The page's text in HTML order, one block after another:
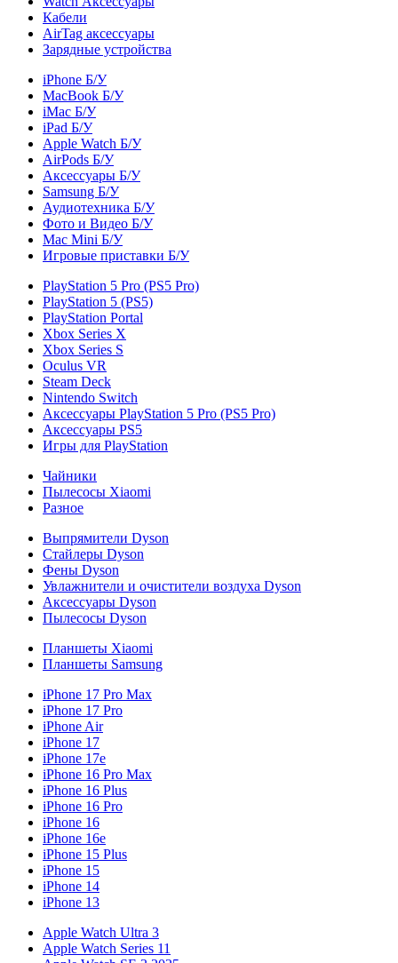
Кабели
AirTag аксессуары
Зарядные устройства
iPhone Б/У
MacBook Б/У
iMac Б/У
iPad Б/У
Apple Watch Б/У
AirPods Б/У
Аксессуары Б/У
Samsung Б/У
Аудиотехника Б/У
Фото и Видео Б/У
Mac Mini Б/У
Игровые приставки Б/У
PlayStation 5 Pro (PS5 Pro)
PlayStation 5 (PS5)
PlayStation Portal
Xbox Series X
Xbox Series S
Oculus VR
Steam Deck
Nintendo Switch
Аксессуары PlayStation 5 Pro (PS5 Pro)
Аксессуары PS5
Игры для PlayStation
Чайники
Пылесосы Xiaomi
Разное
Выпрямители Dyson
Стайлеры Dyson
Фены Dyson
Увлажнители и очистители воздуха Dyson
Аксессуары Dyson
Пылесосы Dyson
Планшеты Xiaomi
Планшеты Samsung
iPhone 17 Pro Max
iPhone 17 Pro
iPhone Air
iPhone 17
iPhone 17e
iPhone 16 Pro Max
iPhone 16 Plus
iPhone 16 Pro
iPhone 16
iPhone 16e
iPhone 15 Plus
iPhone 15
iPhone 14
iPhone 13
Apple Watch Ultra 3
Apple Watch Series 11